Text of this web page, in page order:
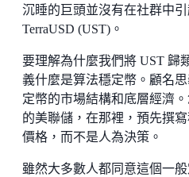
沉睡的巨頭並沒有在社群中
TerraUSD (UST)。
要理解為什麼我們將 UST 歸
義什麼是算法穩定幣。顧名
定幣的市場結構和底層經濟
的美聯儲，在那裡，預先撰
價格，而不是人為決策。
雖然大多數人都同意這個一